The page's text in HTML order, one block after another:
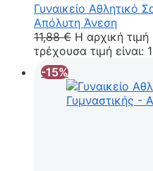
Γυναικείο Αθλητικό
Απόλυτη Άνεση
11,88€ Η αρχική
τρέχουσα τιμή είναι:
-15%